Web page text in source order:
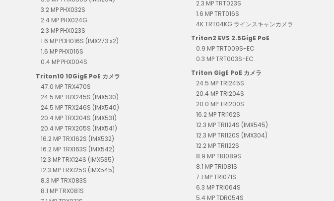
3.2 MP PHX032S
2.4 MP PHX024G
2.3 MP PHX023S
1.6 MP PDH016S (IMX273 x2)
1.6 MP PHX016S
0.4 MP PHX004S
Triton10 10GigE PoE カメラ
47.0 MP TRX470S
24.5 MP TRX245S (IMX530)
24.5 MP TRX246S (IMX540)
20.4 MP TRX204S (IMX531)
20.4 MP TRX205S (IMX541)
16.2 MP TRX162S (IMX532)
16.2 MP TRX163S (IMX542)
12.3 MP TRX124S (IMX535)
12.3 MP TRX125S (IMX545)
8.3 MP TRX083S
8.1 MP TRX081S
2.3 MP TRT023S
1.6 MP TRT016S
4K TRT04KG ラインスキャンカメラ
Triton2 EVS 2.5GigE PoE
0.9 MP TRT009S-EC
0.3 MP TRT003S-EC
Triton GigE PoE カメラ
24.5 MP TRI245S
20.4 MP TRI204S
20.0 MP TRI200S
16.2 MP TRI162S
12.3 MP TRI124S (IMX545)
12.3 MP TRI120S (IMX304)
12.2 MP TRI122S
8.9 MP TRI089S
8.1 MP TRI081S
7.1 MP TRI071S
6.3 MP TRI064S
5.4 MP TDR054S